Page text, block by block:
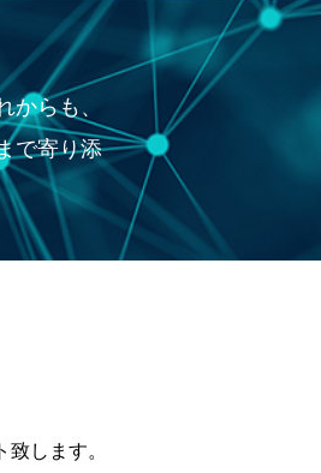
らも、
で寄り添
します。